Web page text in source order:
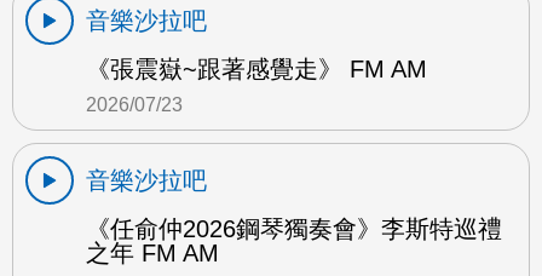
音樂沙拉吧
《張震嶽~跟著感覺走》 FM AM
2026/07/23
音樂沙拉吧
《任俞仲2026鋼琴獨奏會》李斯特巡禮
之年 FM AM